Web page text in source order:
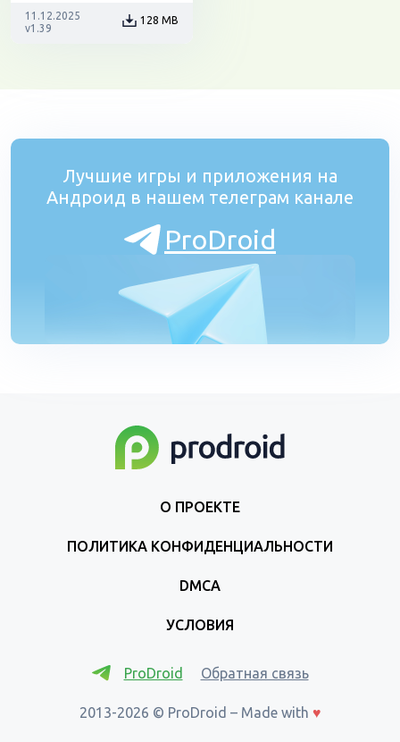
11.12.2025
v1.39
128 MB
Лучшие игры и приложения на
Андроид в нашем телеграм канале
ProDroid
О ПРОЕКТЕ
ПОЛИТИКА КОНФИДЕНЦИАЛЬНОСТИ
DMCA
УСЛОВИЯ
2013-2026 © ProDroid – Made with ♥
ProDroid Обратная связь